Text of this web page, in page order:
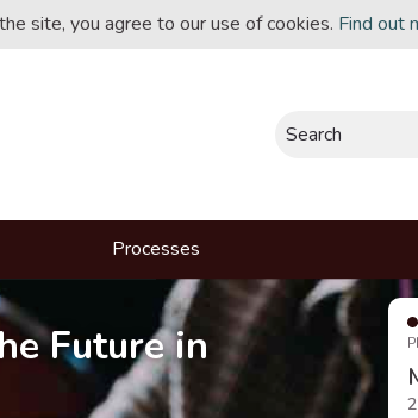
site, you agree to our use of cookies. Find out
Search
Processes
Future in